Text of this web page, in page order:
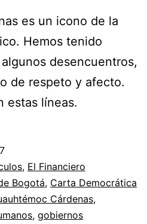
es un icono de la
Hemos tenido
desencuentros,
de respeto y afecto.
estas líneas.
, El Financiero
Bogotá, Carta Democrática
Cárdenas,
, gobiernos